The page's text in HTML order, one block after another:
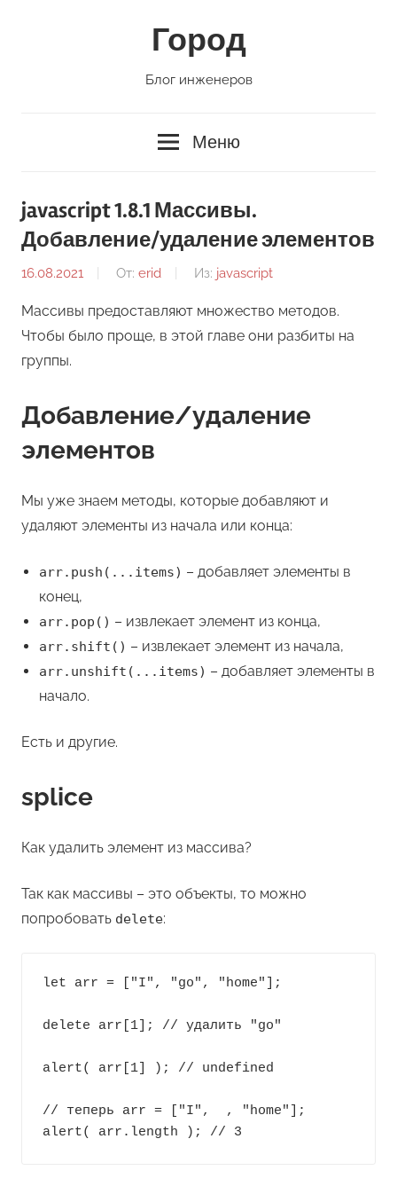
Город
Блог инженеров
Меню
javascript 1.8.1 Массивы.
Добавление/удаление элементов
16.08.2021 От: erid Из: javascript
Массивы предоставляют множество методов.
Чтобы было проще, в этой главе они разбиты на
группы.
Добавление/удаление
элементов
Мы уже знаем методы, которые добавляют и
удаляют элементы из начала или конца:
arr.push(...items) – добавляет элементы в
конец,
arr.pop() – извлекает элемент из конца,
arr.shift() – извлекает элемент из начала,
arr.unshift(...items) – добавляет элементы в
начало.
Есть и другие.
splice
Как удалить элемент из массива?
Так как массивы – это объекты, то можно
попробовать delete:
let arr = ["I", "go", "home"];
delete arr[1]; // удалить "go"
alert( arr[1] ); // undefined
// теперь arr = ["I",  , "home"];
alert( arr.length ); // 3